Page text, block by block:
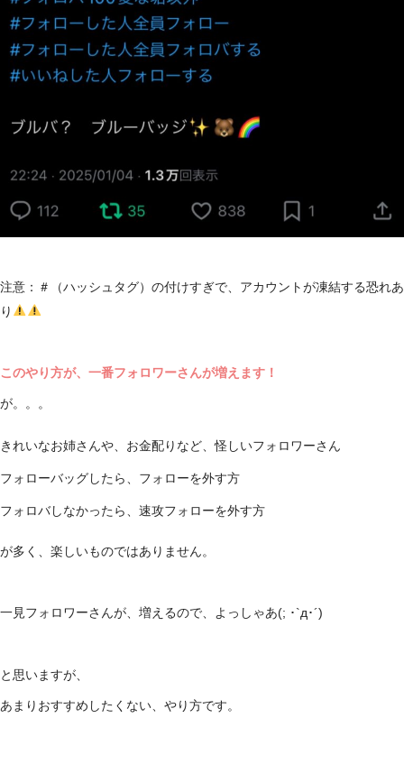
注意：＃（ハッシュタグ）の付けすぎで、アカウントが凍結する恐れあ
り
このやり方が、一番フォロワーさんが増えます！
が。。。
きれいなお姉さんや、お金配りなど、怪しいフォロワーさん
フォローバッグしたら、フォローを外す方
フォロバしなかったら、速攻フォローを外す方
が多く、楽しいものではありません。
一見フォロワーさんが、増えるので、よっしゃあ(; ･`д･´)
と思いますが、
あまりおすすめしたくない、やり方です。